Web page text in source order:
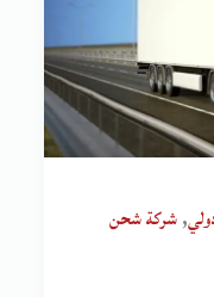
,شركة شحن